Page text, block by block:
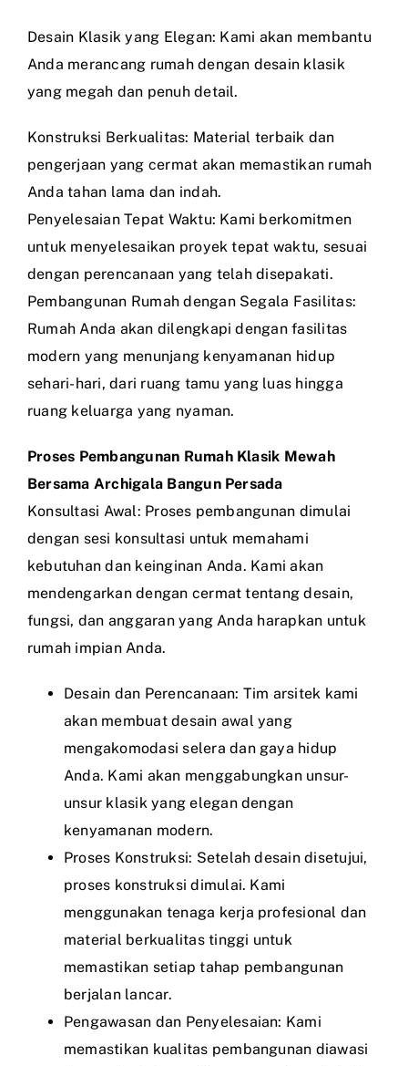
Desain Klasik yang Elegan: Kami akan membantu
Anda merancang rumah dengan desain klasik
yang megah dan penuh detail.
Konstruksi Berkualitas: Material terbaik dan
pengerjaan yang cermat akan memastikan rumah
Anda tahan lama dan indah.
Penyelesaian Tepat Waktu: Kami berkomitmen
untuk menyelesaikan proyek tepat waktu, sesuai
dengan perencanaan yang telah disepakati.
Pembangunan Rumah dengan Segala Fasilitas:
Rumah Anda akan dilengkapi dengan fasilitas
modern yang menunjang kenyamanan hidup
sehari-hari, dari ruang tamu yang luas hingga
ruang keluarga yang nyaman.
Proses Pembangunan Rumah Klasik Mewah
Bersama Archigala Bangun Persada
Konsultasi Awal: Proses pembangunan dimulai
dengan sesi konsultasi untuk memahami
kebutuhan dan keinginan Anda. Kami akan
mendengarkan dengan cermat tentang desain,
fungsi, dan anggaran yang Anda harapkan untuk
rumah impian Anda.
Desain dan Perencanaan: Tim arsitek kami
akan membuat desain awal yang
mengakomodasi selera dan gaya hidup
Anda. Kami akan menggabungkan unsur-
unsur klasik yang elegan dengan
kenyamanan modern.
Proses Konstruksi: Setelah desain disetujui,
proses konstruksi dimulai. Kami
menggunakan tenaga kerja profesional dan
material berkualitas tinggi untuk
memastikan setiap tahap pembangunan
berjalan lancar.
Pengawasan dan Penyelesaian: Kami
memastikan kualitas pembangunan diawasi